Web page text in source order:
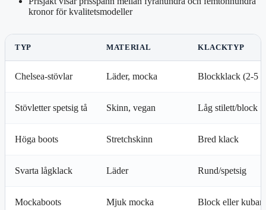
kronor för kvalitetsmodeller
TYP MATERIAL KLACKTYP
Chelsea-stövlar Läder, mocka Blockklack (2-5
Stövletter spetsig tå Skinn, vegan Låg stilett/block
Höga boots Stretchskinn Bred klack
Svarta lågklack Läder Rund/spetsig
Mockaboots Mjuk mocka Block eller kuban